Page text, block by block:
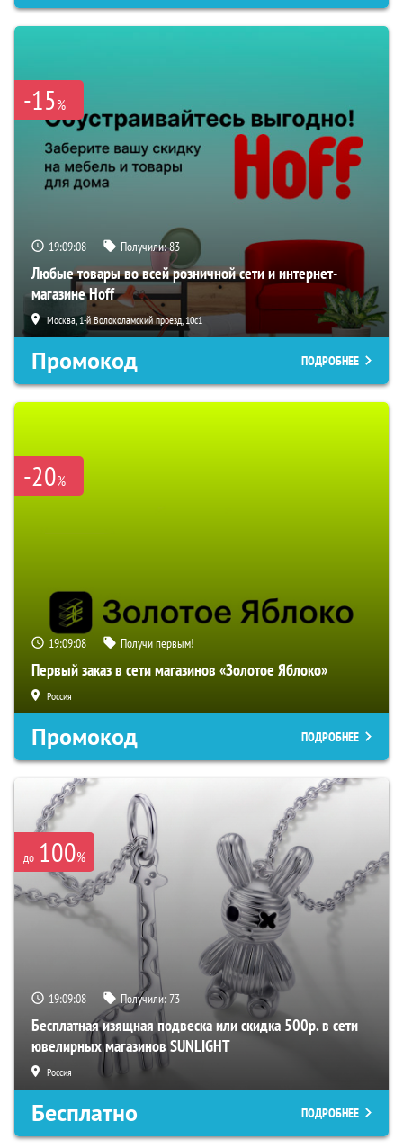
-15%
19:09:07 Получили:83
Любые товары во всей розничной сети и интернет-
магазине Hoff
Москва, 1-й Волоколамский проезд, 10с1
Промокод ПОДРОБНЕЕ
-20%
19:09:07 Получи первым!
Первый заказ в сети магазинов «Золотое Яблоко»
Россия
Промокод ПОДРОБНЕЕ
до 100%
19:09:07 Получили:73
Бесплатная изящная подвеска или скидка 500р. в сети
ювелирных магазинов SUNLIGHT
Россия
Бесплатно ПОДРОБНЕЕ